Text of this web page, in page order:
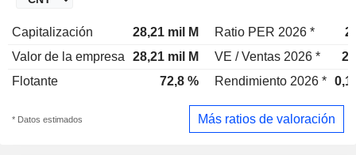
Capitalización 28,21 mil M Ratio PER 2026 *
Valor de la empresa
28,21 mil M VE / Ventas 2026 *
Flotante
72,8 % Rendimiento 2026 *
* Datos estimados Más ratios de valoración